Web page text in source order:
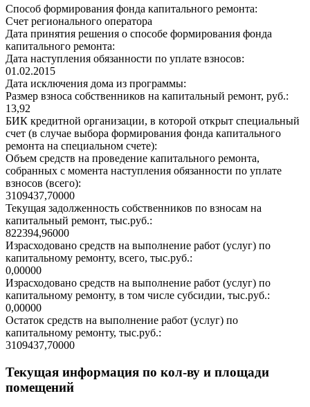
Способ формирования фонда капитального ремонта:
Счет регионального оператора
Дата принятия решения о способе формирования фонда
капитального ремонта:
Дата наступления обязанности по уплате взносов:
01.02.2015
Дата исключения дома из программы:
Размер взноса собственников на капитальный ремонт, руб.:
13,92
БИК кредитной организации, в которой открыт специальный
счет (в случае выбора формирования фонда капитального
ремонта на специальном счете):
Объем средств на проведение капитального ремонта,
собранных с момента наступления обязанности по уплате
взносов (всего):
3109437,70000
Текущая задолженность собственников по взносам на
капитальный ремонт, тыс.руб.:
822394,96000
Израсходовано средств на выполнение работ (услуг) по
капитальному ремонту, всего, тыс.руб.:
0,00000
Израсходовано средств на выполнение работ (услуг) по
капитальному ремонту, в том числе субсидии, тыс.руб.:
0,00000
Остаток средств на выполнение работ (услуг) по
капитальному ремонту, тыс.руб.:
3109437,70000
Текущая информация по кол-ву и площади
помещений